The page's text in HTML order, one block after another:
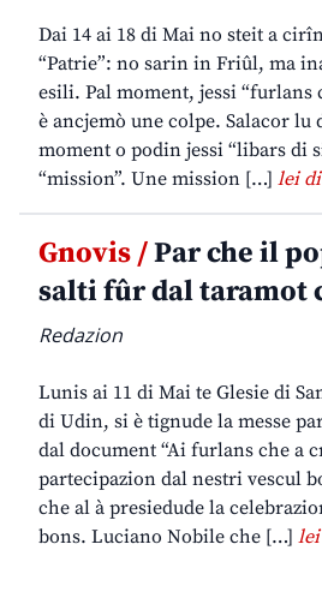
Dai 14 ai 18 di Mai no steit a
“Patrie”: no sarin in Friûl, ma
esili. Pal moment, jessi
è ancjemò une colpe. Salacor lu
moment o podin jessi “libars di
“mission”. Une mission […] lei
Gnovis /Par che il
salti fûr dal taramot
Redazion
Lunis ai 11 di Mai te Glesie di
di Udin, si è tignude la messe
dal document “Ai furlans che a
partecipazion dal nestri vescul
che al à presiedude la
bons. Luciano Nobile che […]